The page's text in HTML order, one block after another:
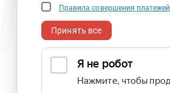
Правила совершения платежей
Принять все